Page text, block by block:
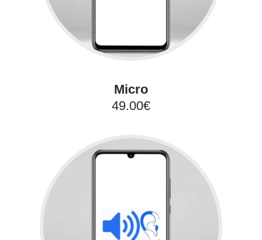
Micro
49.00€